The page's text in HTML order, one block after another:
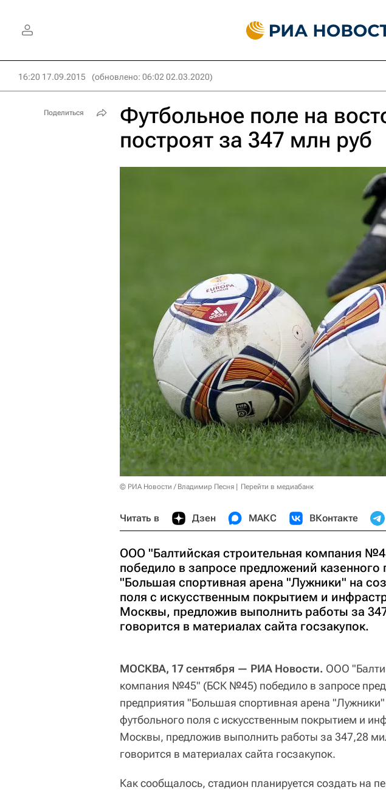
16:20 17.09.2015 (обновлено: 06:02 02.03.2020)
Футбольное поле на
построят за 347 млн руб
© РИА Новости / Владимир Песня Перейти в медиабанк
Читать в Дзен МАКС ВКонтакте
ООО "Балтийская строительная компания
победило в запросе предложений казенного
"Большая спортивная арена "Лужники" на
поля с искусственным покрытием и
Москвы, предложив выполнить работы за
говорится в материалах сайта госзакупок.
МОСКВА, 17 сентября — РИА Новости. ООО
компания №45" (БСК №45) победило в запросе
предприятия "Большая спортивная арена
футбольного поля с искусственным покрытием и
Москвы, предложив выполнить работы за 347,28
говорится в материалах сайта госзакупок.
Как сообщалось, стадион планируется создать на
Поделиться